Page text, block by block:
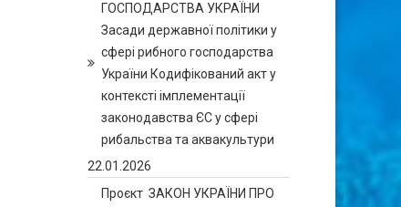
ГОСПОДАРСТВА УКРАЇНИ
Засади державної політики у
сфері рибного господарства
України Кодифікований акт у
контексті імплементації
законодавства ЄС у сфері
рибальства та аквакультури
22.01.2026
Проєкт ЗАКОН УКРАЇНИ ПРО